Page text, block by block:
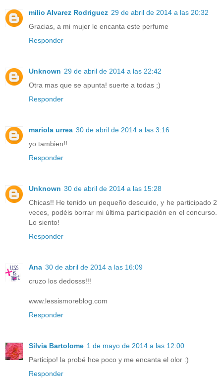
milio Alvarez Rodriguez 29 de abril de 2014 a las 20:32
Gracias, a mi mujer le encanta este perfume
Responder
Unknown 29 de abril de 2014 a las 22:42
Otra mas que se apunta! suerte a todas ;)
Responder
mariola urrea 30 de abril de 2014 a las 3:16
yo tambien!!
Responder
Unknown 30 de abril de 2014 a las 15:28
Chicas!! He tenido un pequeño descuido, y he participado 2
veces, podéis borrar mi última participación en el concurso.
Lo siento!
Responder
Ana 30 de abril de 2014 a las 16:09
cruzo los dedosss!!!
www.lessismoreblog.com
Responder
Silvia Bartolome 1 de mayo de 2014 a las 12:00
Participo! la probé hce poco y me encanta el olor :)
Responder